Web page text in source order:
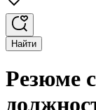
Найти
Резюме